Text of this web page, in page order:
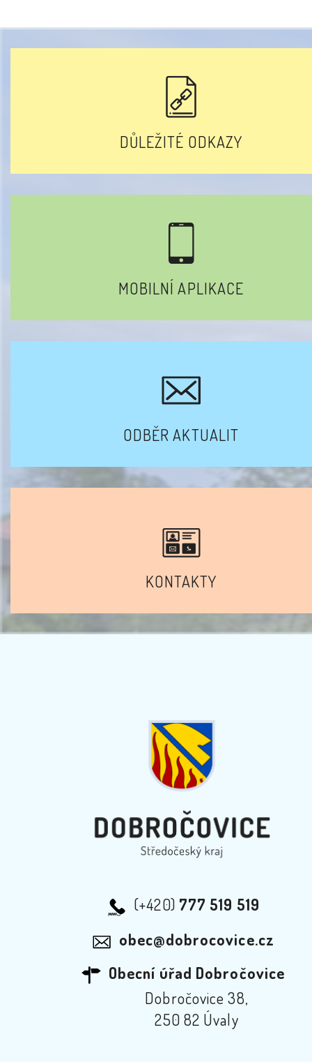
DŮLEŽITÉ ODKAZY
MOBILNÍ APLIKACE
ODBĚR AKTUALIT
KONTAKTY
(+420) 777 519 519
obec@dobrocovice.cz
Obecní úřad Dobročovice
Dobročovice 38,
250 82 Úvaly